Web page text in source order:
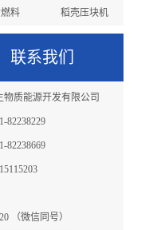
料
稻壳压块机
机
粉碎机9Z
联系我们
物质能源开发有限公司
82238229
82238669
（微信同号）